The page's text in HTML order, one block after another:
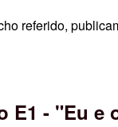
referido,
E1 - "Eu e